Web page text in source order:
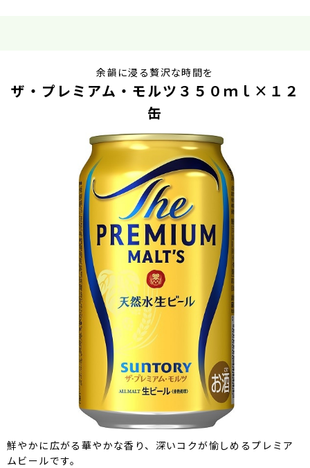
余韻に浸る贅沢な時間を
ザ・プレミアム・モルツ３５０ｍｌ×１２
缶
鮮やかに広がる華やかな香り、深いコクが愉しめるプレミア
ムビールです。